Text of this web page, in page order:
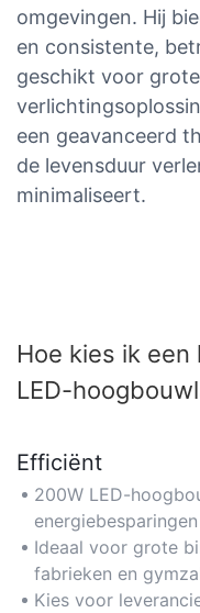
omgevingen. Hij
en consistente,
geschikt voor
een geavanceerd
de levensduur
minimaliseert.
Hoe kies ik
LED-
Efficiënt
200W LED-
metaalhalogeen-
de
Ideaal voor grote
fabrieken en
lange termijn
Kies voor